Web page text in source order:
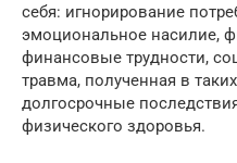
себя: игнорирование
эмоциональное насилие,
финансовые трудности,
травма, полученная в
долгосрочные
физического здоровья.